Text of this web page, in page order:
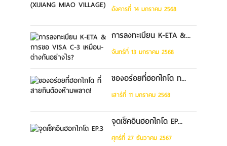
อังคารที่ 14 มกราคม 2568
การลงทะเบียน K-ETA &...
จันทร์ที่ 13 มกราคม 2568
ของอร่อยที่ฮอกไกโด ท...
เสาร์ที่ 11 มกราคม 2568
จุดเช็คอินฮอกไกโด EP...
ศุกร์ที่ 27 ธันวาคม 2567